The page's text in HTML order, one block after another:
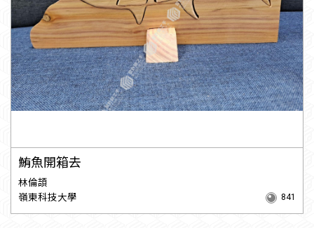
鮪魚開箱去
林倫頡
嶺東科技大學
841